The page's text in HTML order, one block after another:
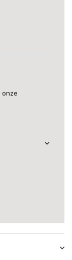
onze